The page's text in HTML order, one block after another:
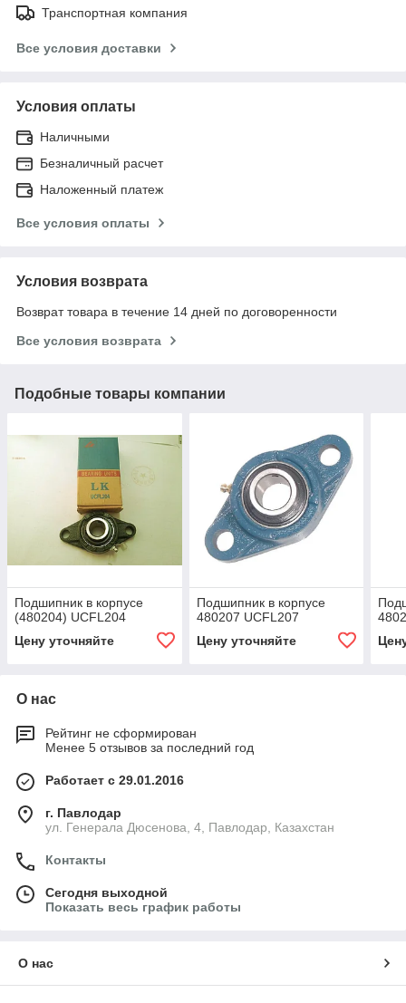
Транспортная компания
Все условия доставки
Условия оплаты
Наличными
Безналичный расчет
Наложенный платеж
Все условия оплаты
Условия возврата
Возврат товара в течение 14 дней по договоренности
Все условия возврата
Подобные товары компании
Подшипник в корпусе
(480204) UCFL204
Цену уточняйте
Подшипник в корпусе
480207 UCFL207
Цену уточняйте
О нас
Рейтинг не сформирован
Менее 5 отзывов за последний год
Работает с 29.01.2016
г. Павлодар
ул. Генерала Дюсенова, 4, Павлодар, Казахстан
Контакты
Сегодня выходной
Показать весь график работы
О нас